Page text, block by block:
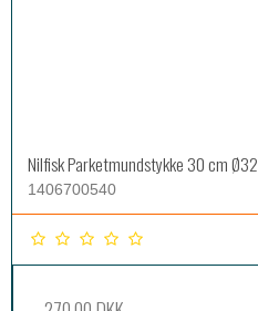
Nilfisk Parketmundstykke 30 cm Ø32
1406700540